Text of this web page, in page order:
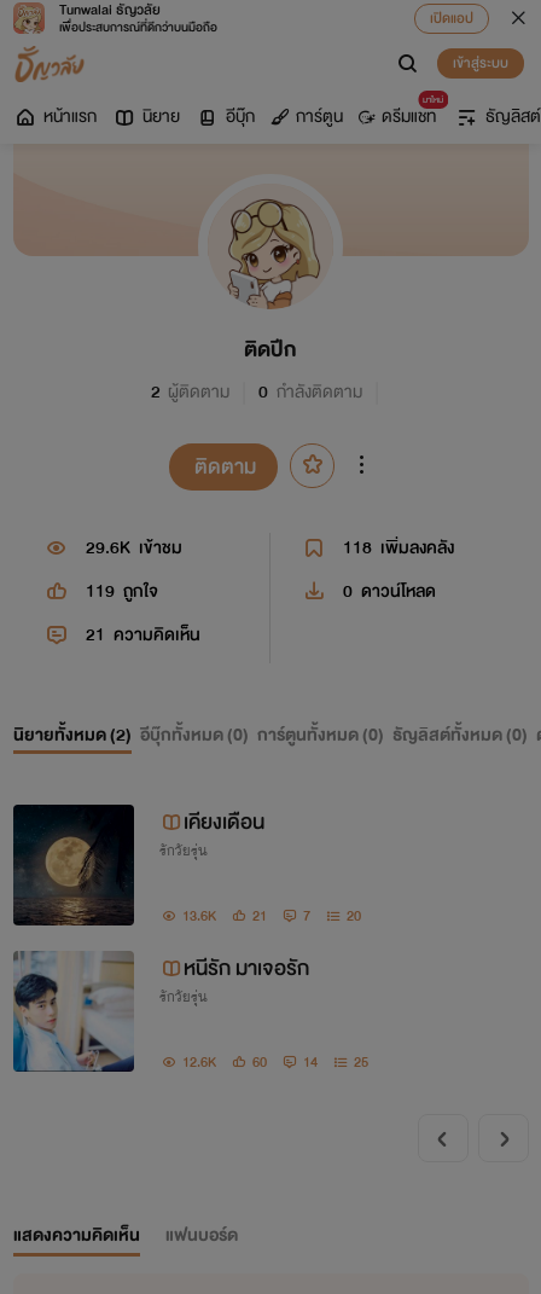
Tunwalai ธัญวลัย
เพื่อประสบการณ์ที่ดีกว่าบนมือถือ
เปิดแอป
เข้าสู่ระบบ
หน้าแรก นิยาย อีบุ๊ก การ์ตูน
มาใหม่
ดรีมแชท ธัญลิสต์
ติดปีก
2 ผู้ติดตาม 0 กำลังติดตาม
ติดตาม
29.6K เข้าชม 118 เพิ่มลงคลัง
119 ถูกใจ 0 ดาวน์โหลด
21 ความคิดเห็น
นิยายทั้งหมด (2) อีบุ๊กทั้งหมด (0) การ์ตูนทั้งหมด (0) ธัญลิสต์ทั้งหมด (0)
เคียงเดือน
รักวัยรุ่น
13.6K 21 7 20
หนีรัก มาเจอรัก
รักวัยรุ่น
12.6K 60 14 25
แสดงความคิดเห็น แฟนบอร์ด